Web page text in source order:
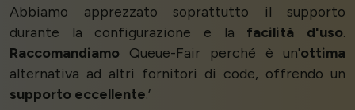
Abbiamo apprezzato soprattutto il supporto
durante la configurazione e la facilità d'uso.
Raccomandiamo Queue-Fair perché è un'ottima
alternativa ad altri fornitori di code, offrendo un
supporto eccellente.’